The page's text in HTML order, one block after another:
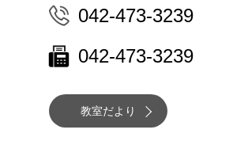
042-473-3239
042-473-3239
教室だより